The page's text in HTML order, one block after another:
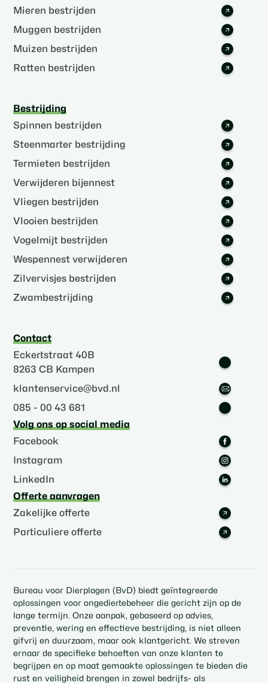
Mieren bestrijden
Muggen bestrijden
Muizen bestrijden
Ratten bestrijden
Bestrijding
Spinnen bestrijden
Steenmarter bestrijding
Termieten bestrijden
Verwijderen bijennest
Vliegen bestrijden
Vlooien bestrijden
Vogelmijt bestrijden
Wespennest verwijderen
Zilvervisjes bestrijden
Zwambestrijding
Contact
Eckertstraat 40B
8263 CB Kampen
klantenservice@bvd.nl
085 - 00 43 681
Volg ons op social media
Facebook
Instagram
LinkedIn
Offerte aanvragen
Zakelijke offerte
Particuliere offerte
Bureau voor Dierplagen (BvD) biedt geïntegreerde
oplossingen voor ongediertebeheer die gericht zijn op de
lange termijn. Onze aanpak, gebaseerd op advies,
preventie, wering en effectieve bestrijding, is niet alleen
gifvrij en duurzaam, maar ook klantgericht. We streven
ernaar de specifieke behoeften van onze klanten te
begrijpen en op maat gemaakte oplossingen te bieden die
rust en veiligheid brengen in zowel bedrijfs- als